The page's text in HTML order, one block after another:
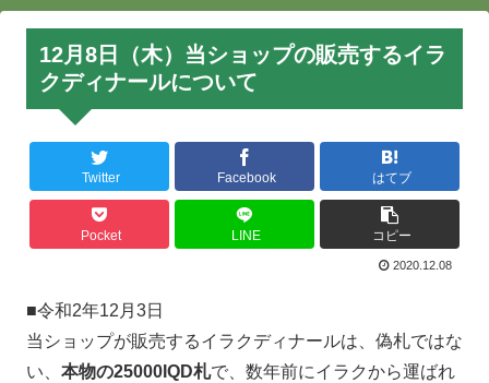
12月8日（木）当ショップの販売するイラ
クディナールについて
Twitter Facebook はてブ
Pocket LINE コピー
2020.12.08
■令和2年12月3日
当ショップが販売するイラクディナールは、偽札ではな
い、 本物の25000IQD札で、数年前にイラクから運ばれ